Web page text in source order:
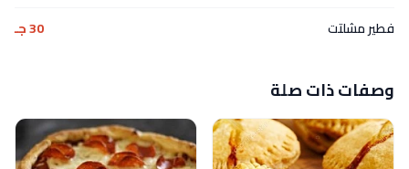
فطير مشلتت
30 جـ
وصفات ذات صلة